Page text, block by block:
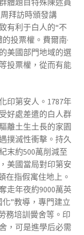
拜訪時頒發講
有利于白人的“不
投票權。費爾南·
美國部門地域的選
投票權，從而有能
印第安人。1787年
好處差遣的白人群
離土生土長的家園
撲滅性衝擊。持久
末約500萬削減至
美國當局對印第安
在指假寓住地上。
走年夜約9000萬英
”教導，專門建立
務培訓黌舍等。印
，可是進學后必需